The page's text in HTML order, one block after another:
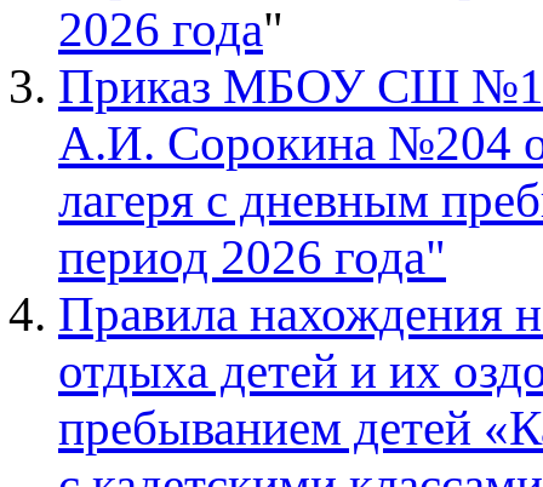
2026 года"
Приказ МБОУ СШ №12
А.И. Сорокина №204
лагеря с дневным
период 2026 года"
Правила нахождения
отдыха детей и их
пребыванием детей